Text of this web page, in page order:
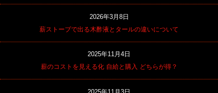
2026年3月8日
薪ストーブで出る木酢液とタールの違いについて
2025年11月4日
薪のコストを見える化 自給と購入 どちらが得？